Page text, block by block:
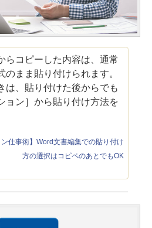
コピーした内容は、通常
のまま貼り付けられます。
は、貼り付けた後からでも
ョン］から貼り付け方法を
仕事術】Word文書編集での貼り付け
方の選択はコピペのあとでもOK